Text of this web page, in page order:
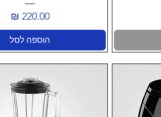
מחיר‏220.00 ‏₪
הוספה לסל